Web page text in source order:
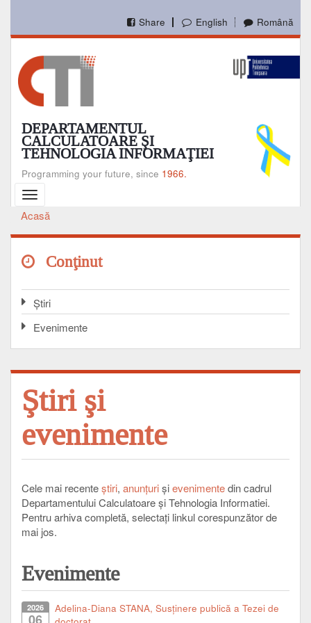
conţinutul
English Română
Share
DEPARTAMENTUL
CALCULATOARE ŞI
TEHNOLOGIA INFORMAŢIEI
Programming your future, since 1966.
Toggle
navigation
Breadcrumb
Acasă
Conţinut
Ştiri
Evenimente
Ştiri şi
evenimente
Cele mai recenteştiri, anunţurişievenimentedin cadrul
Departamentului Calculatoare şi Tehnologia Informatiei.
Pentru arhiva completă, selectaţi linkul corespunzător de
mai jos.
Evenimente
2026
Adelina-Diana STANA, Susținere publică a Tezei de